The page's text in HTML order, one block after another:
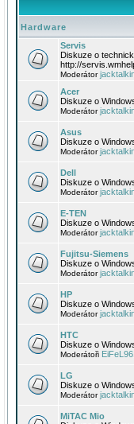
Hardware
Servis
Diskuze o
http://
Moderátor
Acer
Diskuze o
Moderátor
Asus
Diskuze o
Moderátor
Dell
Diskuze o
Moderátor
E-TEN
Diskuze o
Moderátor
Fujitsu-Siemens
Diskuze o
Moderátor
HP
Diskuze o
Moderátor
HTC
Diskuze o
Moderátoři EiFeL96
LG
Diskuze o
Moderátor
MiTAC Mio